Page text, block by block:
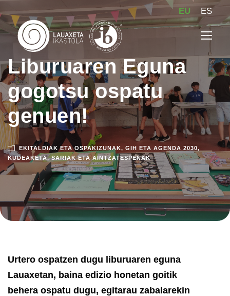
EU ES
Liburuaren Eguna
gogotsu ospatu
genuen!
EKITALDIAK ETA OSPAKIZUNAK, GIH ETA AGENDA 2030,
KUDEAKETA, SARIAK ETA AINTZATESPENAK
Urtero ospatzen dugu liburuaren eguna
Lauaxetan, baina edizio honetan goitik
behera ospatu dugu, egitarau zabalarekin